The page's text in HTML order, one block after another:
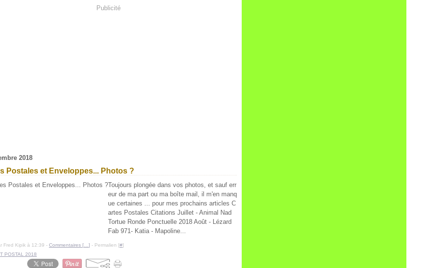
Publicité
2018
Postales et Enveloppes... Photos ?
Toujours plongée dans vos photos, et sauf err
eur de ma part ou ma boîte mail, il m'en manq
ue certaines ... pour mes prochains articles C
artes Postales Citations Juillet - Animal Nad
Tortue Ronde Ponctuelle 2018 Août - Lézard
Fab 971- Katia - Mapoline...
Fred Kipik à 12:39 - Commentaires [ ] - Permalien [#]
POSTAL 2018